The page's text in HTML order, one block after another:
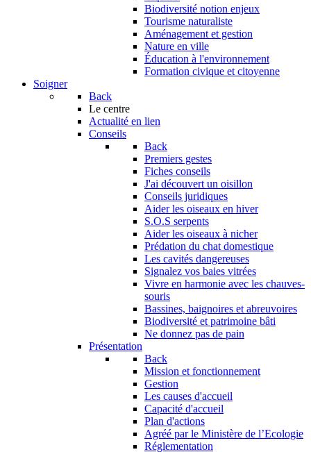
Biodiversité notion enjeux
Tourisme naturaliste
Aménagement et gestion
Nature en ville
Éducation à l'environnement
Formation civique et citoyenne
Soigner
Back
Le centre
Actualité en lien
Conseils
Back
Premiers gestes
Fiches conseils
J'ai découvert un oisillon
Conseils juridiques
Aider les oiseaux en hiver
S.O.S serpents
Aider les oiseaux à nicher
Prédation du chat domestique
Les cavités dangereuses
Signalez vos baies vitrées
Vivre en harmonie avec les chauves-
souris
Bassines, baignoires et abreuvoires
Biodiversité et patrimoine bâti
Ne donnez pas de pain
Présentation
Back
Mission et fonctionnement
Gestion
Les causes d'accueil
Capacité d'accueil
Plan d'actions
Agréé par le Ministère de l’Ecologie
Réglementation